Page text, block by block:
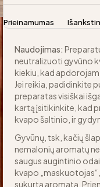
Prieinamumas
Naudojimas:
neutralizuoti gyvūno
kiekiu, kad
Jei reikia, padidinkite
preparatas visiškai
kartą įsitikinkite, kad
kvapo šaltinio, ir
Gyvūnų, tsk, kačių
nemalonių aromatų
saugus augintinio
kvapo
sukurtą aromatą.